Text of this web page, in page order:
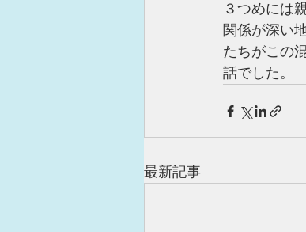
３つめには
関係が深い
たちがこの
話でした。
最新記事